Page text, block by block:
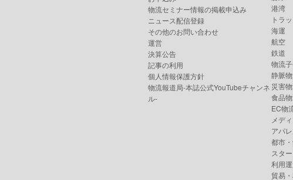
物流セミナー情報の掲載申込み
ニュース配信登録
その他のお問い合わせ
運営
決算公告
記事の利用
個人情報保護方針
物流報道局-本誌公式YouTubeチャンネ
ル-
港湾
トラ
海運
航空
鉄道
物流
静脈
災害
食品
EC物
メデ
アパ
都市
スタ
利用
貿易